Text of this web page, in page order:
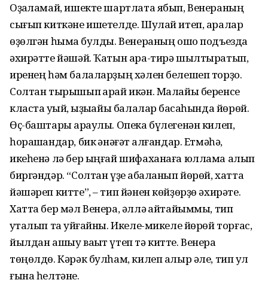
Оҙаҡламай, ишекте шартлата ябып, Венераның
сығып киткәне ишетелде. Шулай итеп, аралар
өҙөлгән һымаҡ булды. Венераның ошо подъезда
әхирәтте йәшәй. Ҡатын ара-тирә шылтыратып,
иренең һәм балаларҙың хәлен белешеп торҙо.
Солтан тырышып ҡарай икән. Малайы беренсе
класта уҡый, ҡыҙыҡайы балалар баҡсаһында йөрөй.
Өҫ-баштары ҡараулы. Опека бүлегенән килеп,
һорашҡандар, бик ҡәнәғәт ҡалғандар. Етмәһә,
икеһенә лә бер ыңғай шифаханаға юллама алып
биргәндәр. “Солтан үҙе ҡабаланып йөрөй, хатта
йәшәреп китте”, – тип йәнен көйҙөрҙө әхирәте.
Хатта бер мәл Венера, әллә ҡайтайыммы, тип
уҡталып та ҡуйғайны. Икеле-микеле йөрөй торғас,
йылдан ашыу ваҡыт үтеп тә китте. Венера
төңөлдө. Кәрәк булһам, килеп алыр әле, тип ҡул
ғына һелтәне.